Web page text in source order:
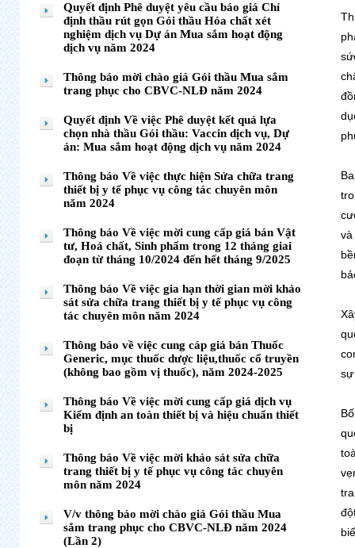
sự
Quyết định Phê duyệt yêu cầu báo giá Chỉ
định thầu rút gọn Gói thầu Hóa chất xét
nghiệm dịch vụ Dự án Mua sắm hoạt động
dịch vụ năm 2024
Thông báo mời chào giá Gói thầu Mua sắm
trang phục cho CBVC-NLĐ năm 2024
Quyết định Về việc Phê duyệt kết quả lựa
chọn nhà thầu Gói thầu: Vaccin dịch vụ, Dự
án: Mua sắm hoạt động dịch vụ năm 2024
Thông báo Về việc thực hiện Sửa chữa trang
thiết bị y tế phục vụ công tác chuyên môn
năm 2024
Thông báo Về việc mời cung cấp giá bán Vật
tư, Hoá chất, Sinh phẩm trong 12 tháng giai
đoạn từ tháng 10/2024 đến hết tháng 9/2025
Thông báo Về việc gia hạn thời gian mời khảo
sát sửa chữa trang thiết bị y tế phục vụ công
tác chuyên môn năm 2024
Thông báo về việc cung cáp giá bán Thuốc
Generic, mục thuốc dược liệu,thuốc cổ truyền
(không bao gồm vị thuốc), năm 2024-2025
Thông báo Về việc mời cung cấp giá dịch vụ
Kiểm định an toàn thiết bị và hiệu chuẩn thiết
bị
Thông báo Về việc mời khảo sát sửa chữa
trang thiết bị y tế phục vụ công tác chuyên
môn năm 2024
V/v thông báo mời chào giá Gói thầu Mua
sắm trang phục cho CBVC-NLĐ năm 2024
(Lần 2)